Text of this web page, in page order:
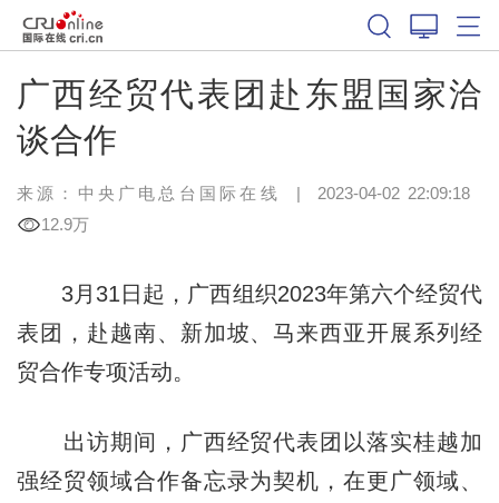
广西经贸代表团赴东盟国家洽
谈合作
来源：中央广电总台国际在线 | 2023-04-02 22:09:18
12.9万
3月31日起，广西组织2023年第六个经贸代
表团，赴越南、新加坡、马来西亚开展系列经
贸合作专项活动。
出访期间，广西经贸代表团以落实桂越加
强经贸领域合作备忘录为契机，在更广领域、